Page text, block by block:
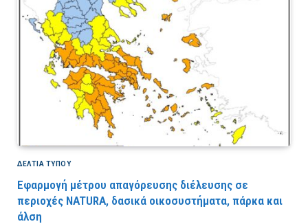
ΔΕΛΤΙΑ ΤΥΠΟΥ
Εφαρμογή μέτρου απαγόρευσης διέλευσης σε
περιοχές NATURA, δασικά οικοσυστήματα, πάρκα και
άλση